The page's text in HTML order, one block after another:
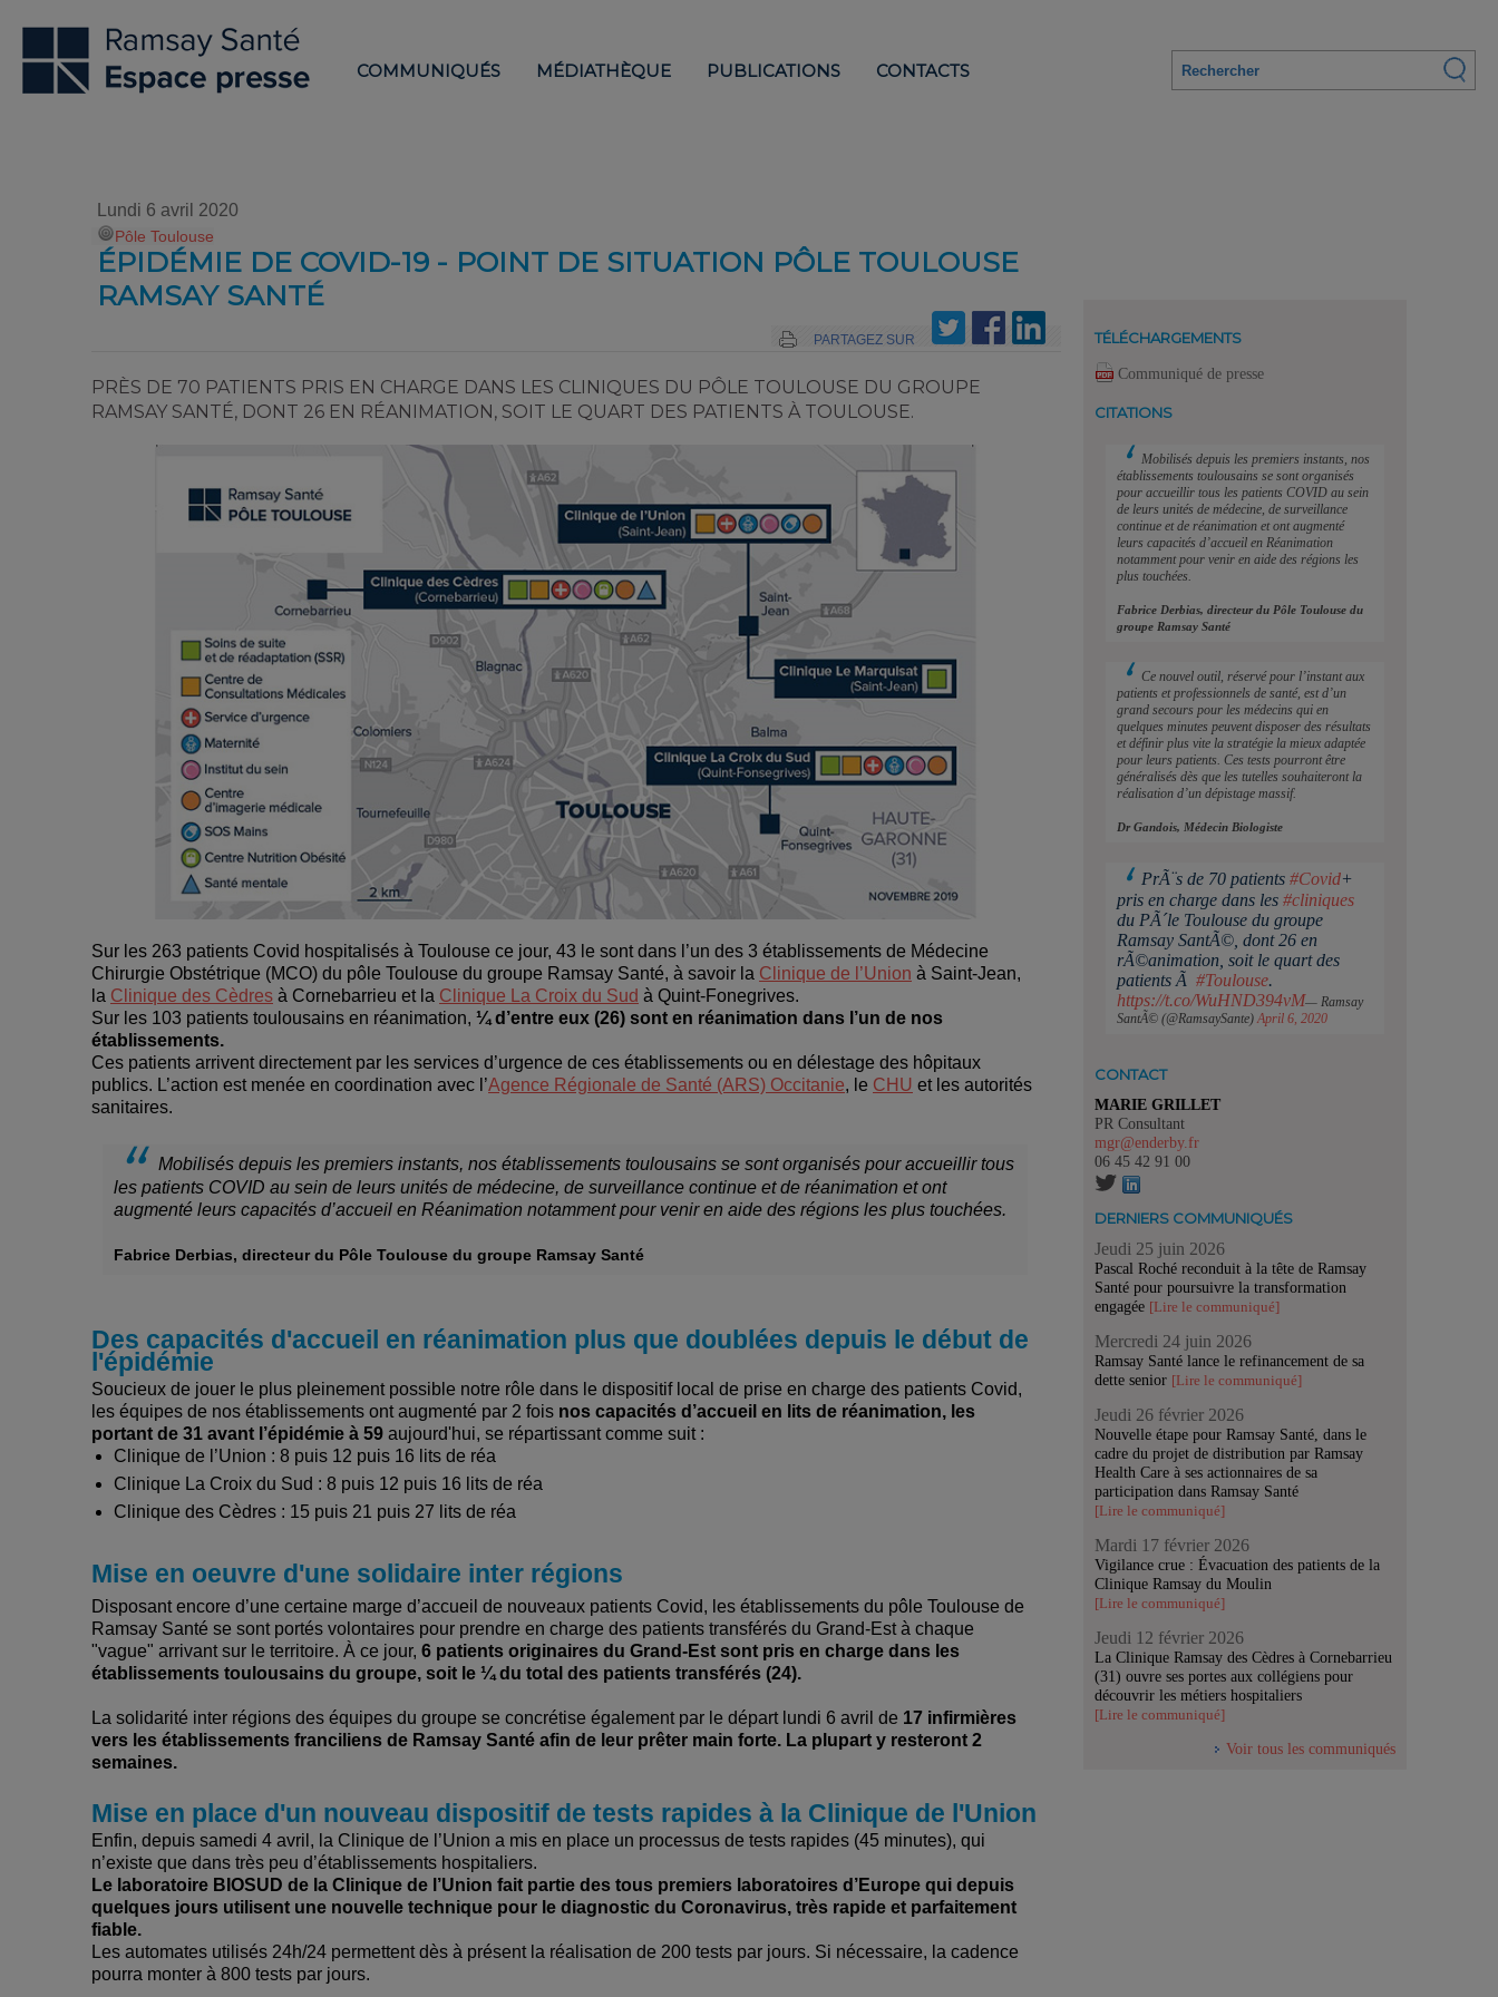
COMMUNIQUÉS MÉDIATHÈQUE PUBLICATIONS CONTACTS
Lundi 6 avril 2020
Pôle Toulouse
ÉPIDÉMIE DE COVID-19 - POINT DE SITUATION PÔLE TOULOUSE
RAMSAY SANTÉ
PARTAGEZ SUR
PRÈS DE 70 PATIENTS PRIS EN CHARGE DANS LES CLINIQUES DU PÔLE TOULOUSE DU GROUPE
RAMSAY SANTÉ, DONT 26 EN RÉANIMATION, SOIT LE QUART DES PATIENTS À TOULOUSE.
Sur les 263 patients Covid hospitalisés à Toulouse ce jour, 43 le sont dans l’un des 3 établissements de Médecine
Chirurgie Obstétrique (MCO) du pôle Toulouse du groupe Ramsay Santé, à savoir la Clinique de l’Union à Saint-Jean,
la Clinique des Cèdres à Cornebarrieu et la Clinique La Croix du Sud à Quint-Fonegrives.
Sur les 103 patients toulousains en réanimation, ¼ d’entre eux (26) sont en réanimation dans l’un de nos
établissements.
Ces patients arrivent directement par les services d’urgence de ces établissements ou en délestage des hôpitaux
publics. L’action est menée en coordination avec l’Agence Régionale de Santé (ARS) Occitanie, le CHU et les autorités
sanitaires.
Mobilisés depuis les premiers instants, nos établissements toulousains se sont organisés pour accueillir tous
les patients COVID au sein de leurs unités de médecine, de surveillance continue et de réanimation et ont
augmenté leurs capacités d’accueil en Réanimation notamment pour venir en aide des régions les plus touchées.
Fabrice Derbias, directeur du Pôle Toulouse du groupe Ramsay Santé
Des capacités d'accueil en réanimation plus que doublées depuis le début de
l'épidémie
Soucieux de jouer le plus pleinement possible notre rôle dans le dispositif local de prise en charge des patients Covid,
les équipes de nos établissements ont augmenté par 2 fois nos capacités d’accueil en lits de réanimation, les
portant de 31 avant l’épidémie à 59 aujourd'hui, se répartissant comme suit :
Clinique de l’Union : 8 puis 12 puis 16 lits de réa
Clinique La Croix du Sud : 8 puis 12 puis 16 lits de réa
Clinique des Cèdres : 15 puis 21 puis 27 lits de réa
Mise en oeuvre d'une solidaire inter régions
Disposant encore d’une certaine marge d’accueil de nouveaux patients Covid, les établissements du pôle Toulouse de
Ramsay Santé se sont portés volontaires pour prendre en charge des patients transférés du Grand-Est à chaque
"vague" arrivant sur le territoire. À ce jour, 6 patients originaires du Grand-Est sont pris en charge dans les
établissements toulousains du groupe, soit le ¼ du total des patients transférés (24).
La solidarité inter régions des équipes du groupe se concrétise également par le départ lundi 6 avril de 17 infirmières
vers les établissements franciliens de Ramsay Santé afin de leur prêter main forte. La plupart y resteront 2
semaines.
Mise en place d'un nouveau dispositif de tests rapides à la Clinique de l'Union
Enfin, depuis samedi 4 avril, la Clinique de l’Union a mis en place un processus de tests rapides (45 minutes), qui
n’existe que dans très peu d’établissements hospitaliers.
Le laboratoire BIOSUD de la Clinique de l’Union fait partie des tous premiers laboratoires d’Europe qui depuis
quelques jours utilisent une nouvelle technique pour le diagnostic du Coronavirus, très rapide et parfaitement
fiable.
Les automates utilisés 24h/24 permettent dès à présent la réalisation de 200 tests par jours. Si nécessaire, la cadence
pourra monter à 800 tests par jours.
TÉLÉCHARGEMENTS
Communiqué de presse
CITATIONS
Mobilisés depuis les premiers instants, nos
établissements toulousains se sont organisés
pour accueillir tous les patients COVID au sein
de leurs unités de médecine, de surveillance
continue et de réanimation et ont augmenté
leurs capacités d’accueil en Réanimation
notamment pour venir en aide des régions les
plus touchées.
Fabrice Derbias, directeur du Pôle Toulouse du
groupe Ramsay Santé
Ce nouvel outil, réservé pour l’instant aux
patients et professionnels de santé, est d’un
grand secours pour les médecins qui en
quelques minutes peuvent disposer des résultats
et définir plus vite la stratégie la mieux adaptée
pour leurs patients. Ces tests pourront être
généralisés dès que les tutelles souhaiteront la
réalisation d’un dépistage massif.
Dr Gandois, Médecin Biologiste
PrÃ¨s de 70 patients #Covid+
pris en charge dans les #cliniques
du PÃ´le Toulouse du groupe
Ramsay SantÃ©, dont 26 en
rÃ©animation, soit le quart des
patients Ã #Toulouse.
https://t.co/WuHND394vM— Ramsay
SantÃ© (@RamsaySante) April 6, 2020
CONTACT
MARIE GRILLET
PR Consultant
mgr@enderby.fr
06 45 42 91 00
DERNIERS COMMUNIQUÉS
Jeudi 25 juin 2026
Pascal Roché reconduit à la tête de Ramsay
Santé pour poursuivre la transformation
engagée [Lire le communiqué]
Mercredi 24 juin 2026
Ramsay Santé lance le refinancement de sa
dette senior [Lire le communiqué]
Jeudi 26 février 2026
Nouvelle étape pour Ramsay Santé, dans le
cadre du projet de distribution par Ramsay
Health Care à ses actionnaires de sa
participation dans Ramsay Santé
[Lire le communiqué]
Mardi 17 février 2026
Vigilance crue : Évacuation des patients de la
Clinique Ramsay du Moulin
[Lire le communiqué]
Jeudi 12 février 2026
La Clinique Ramsay des Cèdres à Cornebarrieu
(31) ouvre ses portes aux collégiens pour
découvrir les métiers hospitaliers
[Lire le communiqué]
Voir tous les communiqués